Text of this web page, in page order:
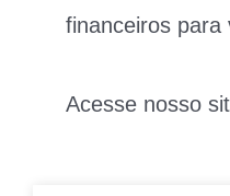
financeiros para
Acesse nosso